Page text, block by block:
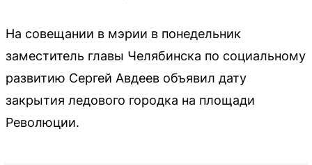
На совещании в мэрии в понедельник
заместитель главы Челябинска по социальному
развитию Сергей Авдеев объявил дату
закрытия ледового городка на площади
Революции.